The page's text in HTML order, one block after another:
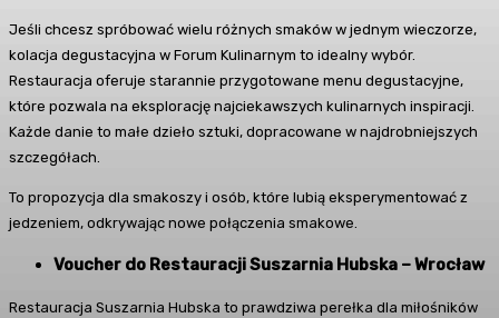
Jeśli chcesz spróbować wielu różnych smaków w jednym wieczorze,
kolacja degustacyjna w Forum Kulinarnym to idealny wybór.
Restauracja oferuje starannie przygotowane menu degustacyjne,
które pozwala na eksplorację najciekawszych kulinarnych inspiracji.
Każde danie to małe dzieło sztuki, dopracowane w najdrobniejszych
szczegółach.
To propozycja dla smakoszy i osób, które lubią eksperymentować z
jedzeniem, odkrywając nowe połączenia smakowe.
Voucher do Restauracji Suszarnia Hubska – Wrocław
Restauracja Suszarnia Hubska to prawdziwa perełka dla miłośników